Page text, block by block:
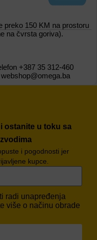
preko 150 KM na prostoru
na čvrsta goriva).
+387 35 312-460
ostanite u toku sa
i pogodnosti jer
kupce.
radi unapređenja
više o načinu obrade